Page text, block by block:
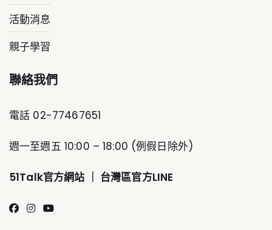
活動消息
親子學習
聯絡我們
電話 02-77467651
週一至週五 10:00 – 18:00 (例假日除外)
51Talk官方網站 ｜ 台灣區官方LINE